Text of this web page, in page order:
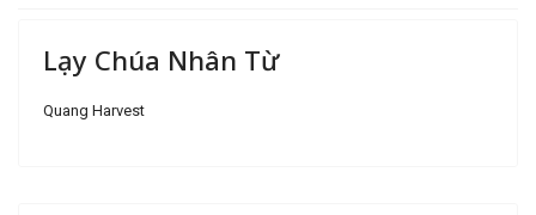
Lạy Chúa Nhân Từ
Quang Harvest